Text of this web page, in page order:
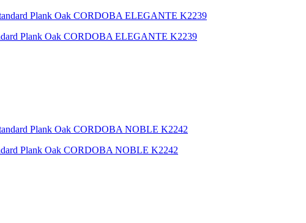
Plank Oak CORDOBA ELEGANTE K2239
Plank Oak CORDOBA NOBLE K2242